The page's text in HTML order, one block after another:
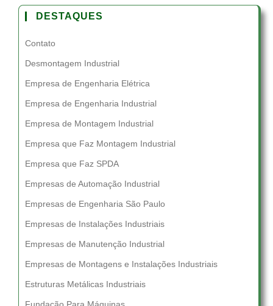
DESTAQUES
Contato
Desmontagem Industrial
Empresa de Engenharia Elétrica
Empresa de Engenharia Industrial
Empresa de Montagem Industrial
Empresa que Faz Montagem Industrial
Empresa que Faz SPDA
Empresas de Automação Industrial
Empresas de Engenharia São Paulo
Empresas de Instalações Industriais
Empresas de Manutenção Industrial
Empresas de Montagens e Instalações Industriais
Estruturas Metálicas Industriais